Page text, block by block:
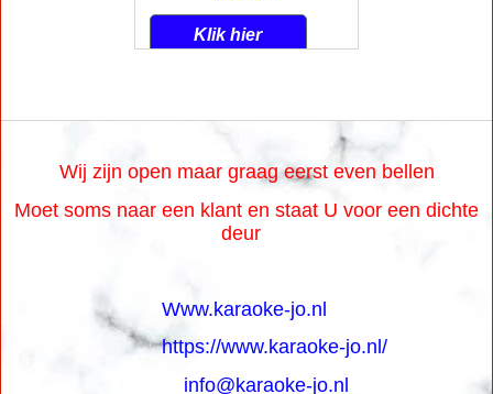
Klik hier
Wij zijn open maar graag eerst even bellen
Moet soms naar een klant en staat U voor een dichte
deur
Www.karaoke-jo.nl
https://www.karaoke-jo.nl/
info@karaoke-jo.nl